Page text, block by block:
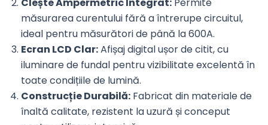
măsurarea curentului fără a întrerupe circuitul,
ideal pentru măsurători de până la 600A.
Ecran LCD Clar:Afișaj digital ușor de citit, cu
iluminare de fundal pentru vizibilitate excelentă în
toate condițiile de lumină.
Construcție Durabilă: Fabricat din materiale de
înaltă calitate, rezistent la uzură și conceput